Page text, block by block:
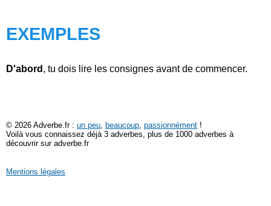
EXEMPLES
D'abord , tu dois lire les consignes avant de commencer.
© 2026 Adverbe.fr : un peu, beaucoup, passionnément !
Voilà vous connaissez déjà 3 adverbes, plus de 1000 adverbes à
découvrir sur adverbe.fr
Mentions légales